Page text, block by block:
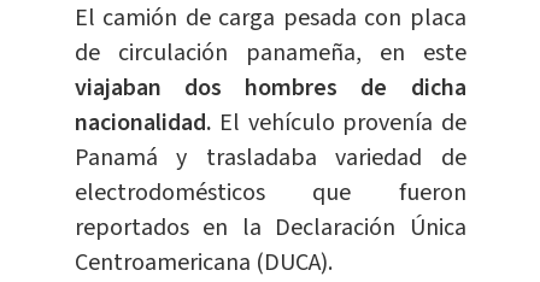
El camión de carga pesada con placa
de circulación panameña, en este
viajaban dos hombres de dicha
nacionalidad. El vehículo provenía de
Panamá y trasladaba variedad de
electrodomésticos que fueron
reportados en la Declaración Única
Centroamericana (DUCA).